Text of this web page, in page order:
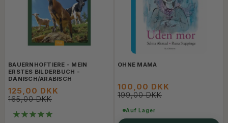
BAUERNHOFTIERE - MEIN
ERSTES BILDERBUCH -
DÄNISCH/ARABISCH
125,00 DKK
165,00 DKK
OHNE MAMA
100,00 DKK
199,00 DKK
Auf Lager